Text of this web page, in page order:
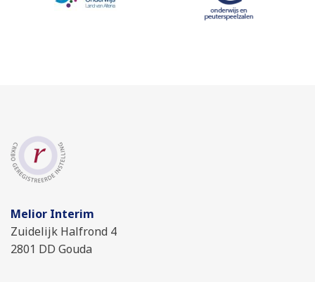
Melior Interim
Zuidelijk Halfrond 4
2801 DD Gouda